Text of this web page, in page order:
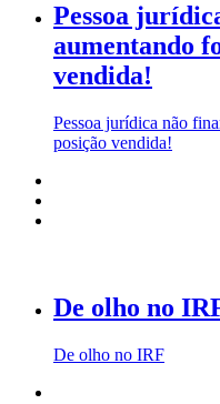
Pessoa
aumentando
vendida!
Pessoa jurídica não
posição vendida!
De olho no
De olho no IRF